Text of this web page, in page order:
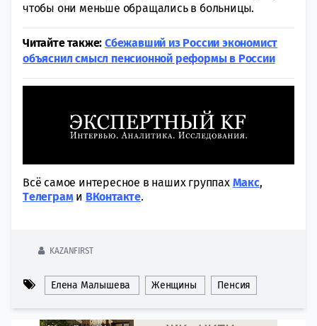
чтобы они меньше обращались в больницы.
Читайте также:Сбежавший из России экономист
объяснил смысл пенсионной реформы в России
Всё самое интересное в наших группах Макс,
Tелеграми ВКонтакте.
KAZANFIRST
Елена Малышева Женщины Пенсия